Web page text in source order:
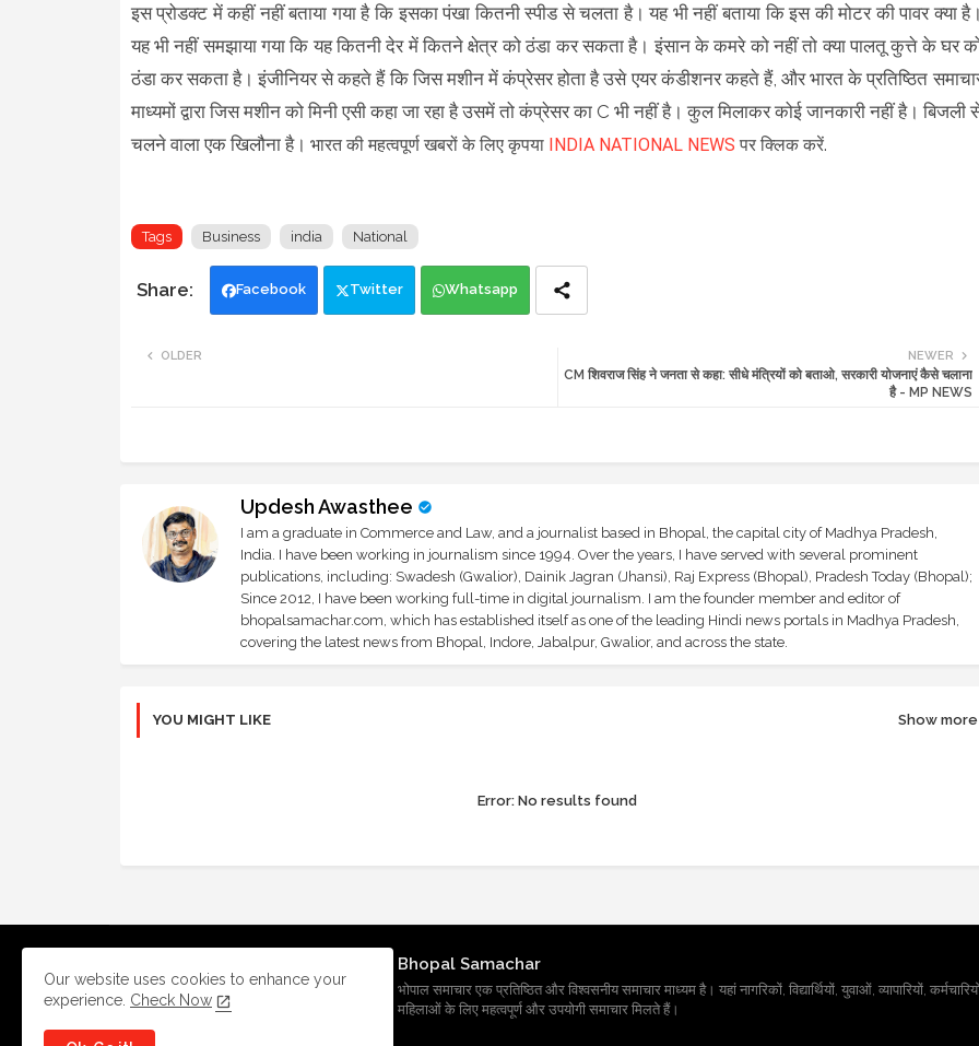
इस प्रोडक्ट में कहीं नहीं बताया गया है कि इसका पंखा कितनी स्पीड से चलता है। यह भी नहीं बताया कि इस की मोटर की पावर क्या
यह भी नहीं समझाया गया कि यह कितनी देर में कितने क्षेत्र को ठंडा कर सकता है। इंसान के कमरे को नहीं तो क्या पालतू कुत्ते के घर
ठंडा कर सकता है। इंजीनियर से कहते हैं कि जिस मशीन में कंप्रेसर होता है उसे एयर कंडीशनर कहते हैं, और भारत के प्रतिष्ठित
माध्यमों द्वारा जिस मशीन को मिनी एसी कहा जा रहा है उसमें तो कंप्रेसर का C भी नहीं है। कुल मिलाकर कोई जानकारी नहीं है। बिजली
चलने वाला एक खिलौना है। भारत की महत्वपूर्ण खबरों के लिए कृपया INDIA NATIONAL NEWS पर क्लिक करें.
Tags Business india National
Facebook Twitter Whatsapp
NEWER
CM शिवराज सिंह ने जनता से कहा: सीधे मंत्रियों को बताओ, सरकारी योजनाएं कैसे चलाना
है - MP NEWS
OLDER
Updesh Awasthee
I am a graduate in Commerce and Law, and a journalist based in Bhopal, the capital city of Madhya Pradesh,
India. I have been working in journalism since 1994. Over the years, I have served with several prominent
publications, including: Swadesh (Gwalior), Dainik Jagran (Jhansi), Raj Express (Bhopal), Pradesh Today (Bhopal);
Since 2012, I have been working full-time in digital journalism. I am the founder member and editor of
bhopalsamachar.com, which has established itself as one of the leading Hindi news portals in Madhya Pradesh,
covering the latest news from Bhopal, Indore, Jabalpur, Gwalior, and across the state.
YOU MIGHT LIKE Show more
Error:No results found
Bhopal Samachar
भोपाल समाचार एक प्रतिष्ठित और विश्वसनीय समाचार माध्यम है। यहां नागरिकों, विद्यार्थियों, युवाओं, व्यापारियों,
महिलाओं के लिए महत्वपूर्ण और उपयोगी समाचार मिलते हैं।
Our website uses cookies to enhance your
experience. Check Now